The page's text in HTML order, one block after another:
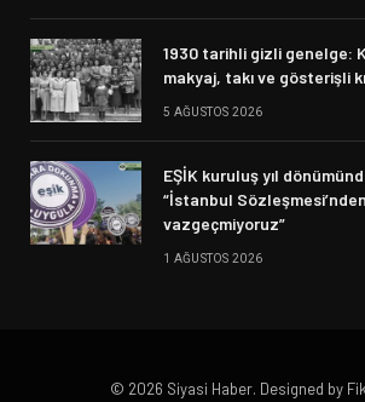
1930 tarihli gizli genelge:
makyaj, takı ve gösterişli
5 AĞUSTOS 2026
EŞİK kuruluş yıl
“İstanbul
vazgeçmiyoruz”
1 AĞUSTOS 2026
© 2026 Siyasi Haber. Designed by